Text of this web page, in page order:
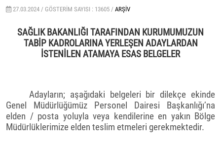
27.03.2024 / GÖSTERIM SAYISI : 13605 / ARŞIV
SAĞLIK BAKANLIĞI TARAFINDAN KURUMUMUZUN
TABİP KADROLARINA YERLEŞEN ADAYLARDAN
İSTENİLEN ATAMAYA ESAS BELGELER
Adayların; aşağıdaki belgeleri bir dilekçe ekinde
Genel Müdürlüğümüz Personel Dairesi Başkanlığı’na
elden / posta yoluyla veya kendilerine en yakın Bölge
Müdürlüklerimize elden teslim etmeleri gerekmektedir.